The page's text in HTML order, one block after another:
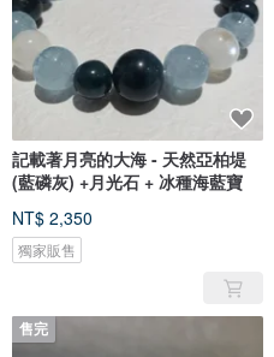
記載著月亮的大海 - 天然亞柏堤
(藍磷灰) +月光石 + 冰種海藍寶
NT$ 2,350
獨家販售
售完